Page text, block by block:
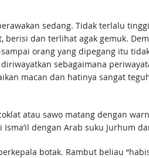
sedang. Tidak terlalu
berisi dan terlihat agak gemuk.
orang yang dipegang itu
sebagaimana
macan dan hatinya sangat
atau sawo matang dengan
dengan Arab suku Jurhum
botak. Rambut beliau